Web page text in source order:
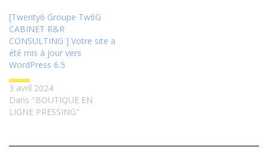
[Twenty6 Groupe Tw6G
CABINET R&R
CONSULTING ] Votre site a
été mis à jour vers
WordPress 6.5
3 avril 2024
Dans "BOUTIQUE EN
LIGNE PRESSING"